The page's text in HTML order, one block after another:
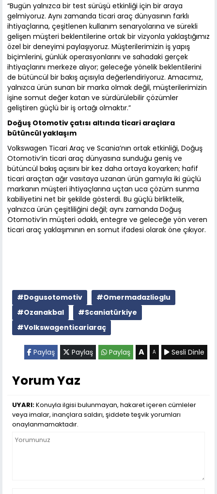
“Bugün yalnızca bir test sürüşü etkinliği için bir araya
gelmiyoruz. Aynı zamanda ticari araç dünyasının farklı
ihtiyaçlarına, çeşitlenen kullanım senaryolarına ve sürekli
gelişen müşteri beklentilerine ortak bir vizyonla yaklaştığımız
özel bir deneyimi paylaşıyoruz. Müşterilerimizin iş yapış
biçimlerini, günlük operasyonlarını ve sahadaki gerçek
ihtiyaçlarını merkeze alıyor; geleceğe yönelik beklentilerini
de bütüncül bir bakış açısıyla değerlendiriyoruz. Amacımız,
yalnızca ürün sunan bir marka olmak değil, müşterilerimizin
işine somut değer katan ve sürdürülebilir çözümler
geliştiren güçlü bir iş ortağı olmaktır.”
Doğuş Otomotiv çatısı altında ticari araçlara
bütüncül yaklaşım
Volkswagen Ticari Araç ve Scania’nın ortak etkinliği, Doğuş
Otomotiv’in ticari araç dünyasına sunduğu geniş ve
bütüncül bakış açısını bir kez daha ortaya koyarken; hafif
ticari araçtan ağır vasıtaya uzanan ürün gamıyla iki güçlü
markanın müşteri ihtiyaçlarına uçtan uca çözüm sunma
kabiliyetini net bir şekilde gösterdi. Bu güçlü birliktelik,
yalnızca ürün çeşitliliğini değil; aynı zamanda Doğuş
Otomotiv’in müşteri odaklı, entegre ve geleceğe yön veren
ticari araç yaklaşımının en somut ifadesi olarak öne çıkıyor.
#Dogusotomotiv
#Omermadazlioglu
#Ozanakbal
#Scaniatürkiye
#Volkswagenticariaraç
Paylaş Paylaş Paylaş A A Sesli Dinle
Yorum Yaz
UYARI:Konuyla ilgisi bulunmayan, hakaret içeren cümleler
veya imalar, inançlara saldırı, şiddete teşvik yorumları
onaylanmamaktadır.